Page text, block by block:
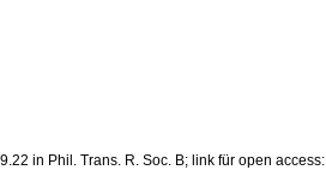
in Phil. Trans. R. Soc. B; link für open access: